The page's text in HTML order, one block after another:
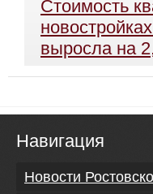
Стоимость
выросла на
Навигация
Новости